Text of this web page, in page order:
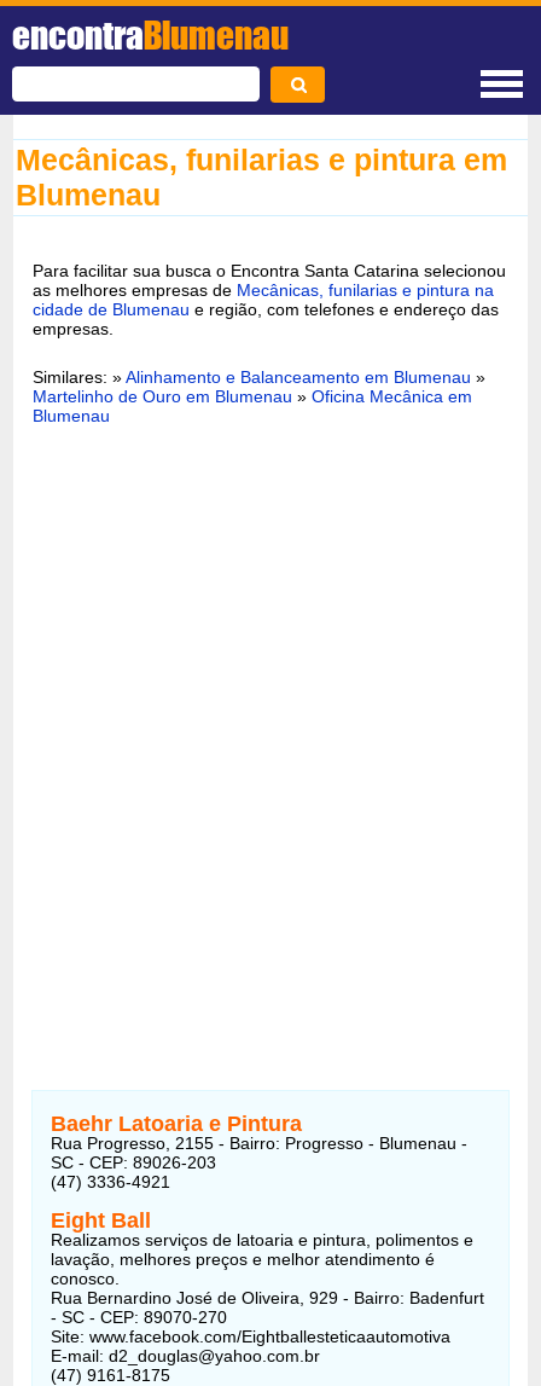
encontraBlumenau
Mecânicas, funilarias e pintura em
Blumenau
Para facilitar sua busca o Encontra Santa Catarina selecionou
as melhores empresas de Mecânicas, funilarias e pintura na
cidade de Blumenau e região, com telefones e endereço das
empresas.
Similares: »Alinhamento e Balanceamento em Blumenau »
Martelinho de Ouro em Blumenau »Oficina Mecânica em
Blumenau
Baehr Latoaria e Pintura
Rua Progresso, 2155 - Bairro: Progresso - Blumenau -
SC - CEP: 89026-203
(47) 3336-4921
Eight Ball
Realizamos serviços de latoaria e pintura, polimentos e
lavação, melhores preços e melhor atendimento é
conosco.
Rua Bernardino José de Oliveira, 929 - Bairro: Badenfurt
- SC - CEP: 89070-270
Site: www.facebook.com/Eightballesteticaautomotiva
E-mail: d2_douglas@yahoo.com.br
(47) 9161-8175